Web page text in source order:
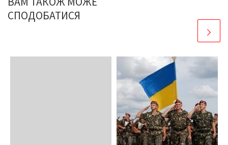
СПОДОБАТИСЯ